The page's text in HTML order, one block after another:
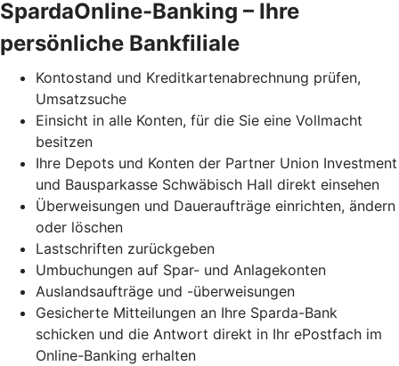
SpardaOnline-Banking – Ihre
persönliche Bankfiliale
Kontostand und Kreditkartenabrechnung prüfen,
Umsatzsuche
Einsicht in alle Konten, für die Sie eine Vollmacht
besitzen
Ihre Depots und Konten der Partner Union Investment
und Bausparkasse Schwäbisch Hall direkt einsehen
Überweisungen und Daueraufträge einrichten, ändern
oder löschen
Lastschriften zurückgeben
Umbuchungen auf Spar- und Anlagekonten
Auslandsaufträge und -überweisungen
Gesicherte Mitteilungen an Ihre Sparda-Bank
schicken und die Antwort direkt in Ihr ePostfach im
Online-Banking erhalten